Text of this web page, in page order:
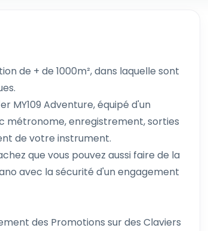
de + de 1000m², dans laquelle sont
MY109 Adventure, équipé d'un
métronome, enregistrement, sorties
de votre instrument.
que vous pouvez aussi faire de la
avec la sécurité d'un engagement
des Promotions sur des Claviers